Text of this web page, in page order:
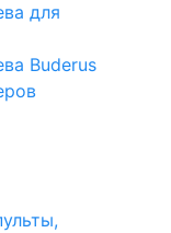
для
Buderus